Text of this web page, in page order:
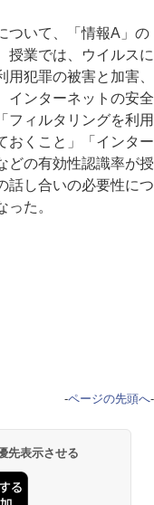
ついて、「情報A」の
授業では、ウイルスに
犯罪の被害と加害、
インターネットの安全
フィルタリングを利用
おくこと」「インター
どの有効性認識率が授
話し合いの必要性につ
た。
-ページの先頭へ-
先表示させる